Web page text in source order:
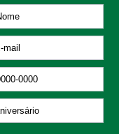
Döhler
centros de